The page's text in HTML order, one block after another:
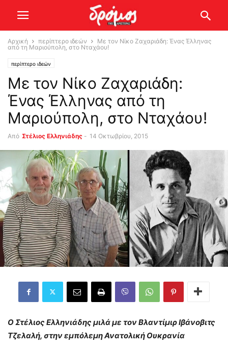
Αρχική περίπτερο ιδεών
Με τον Νίκο Ζαχαριάδη: Ένας Έλληνας
από τη Μαριούπολη, στο Νταχάου!
περίπτερο ιδεών
Με τον Νίκο Ζαχαριάδη:
Ένας Έλληνας από τη
Μαριούπολη, στο Νταχάου!
Από Στέλιος Ελληνιάδης - 14 Οκτωβρίου, 2015
Ο Στέλιος Ελληνιάδης μιλά με τον Βλαντίμιρ Ιβάνοβιτς
Τζελαλή, στην εμπόλεμη Ανατολική Ουκρανία